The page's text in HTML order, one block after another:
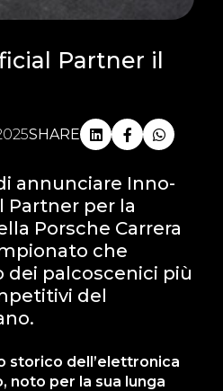
Partner il
SHARE
annunciare Inno-
Partner per la
Porsche Carrera
che
dei palcoscenici più
del
storico dell’elettronica
noto per la sua lunga